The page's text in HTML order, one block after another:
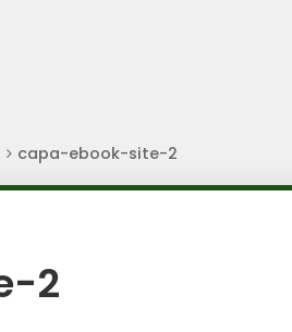
capa-ebook-site-2
2